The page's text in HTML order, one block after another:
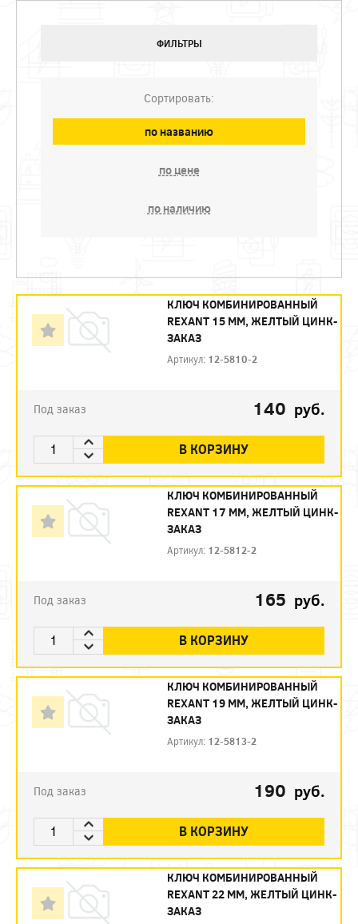
ФИЛЬТРЫ
Сортировать:
по названию
по цене
по наличию
КЛЮЧ КОМБИНИРОВАННЫЙ
REXANT 15 ММ, ЖЕЛТЫЙ ЦИНК-
ЗАКАЗ
Артикул: 12-5810-2
Под заказ 140 руб.
В КОРЗИНУ
КЛЮЧ КОМБИНИРОВАННЫЙ
REXANT 17 ММ, ЖЕЛТЫЙ ЦИНК-
ЗАКАЗ
Артикул: 12-5812-2
Под заказ 165 руб.
В КОРЗИНУ
КЛЮЧ КОМБИНИРОВАННЫЙ
REXANT 19 ММ, ЖЕЛТЫЙ ЦИНК-
ЗАКАЗ
Артикул: 12-5813-2
Под заказ 190 руб.
В КОРЗИНУ
КЛЮЧ КОМБИНИРОВАННЫЙ
REXANT 22 ММ, ЖЕЛТЫЙ ЦИНК-
ЗАКАЗ